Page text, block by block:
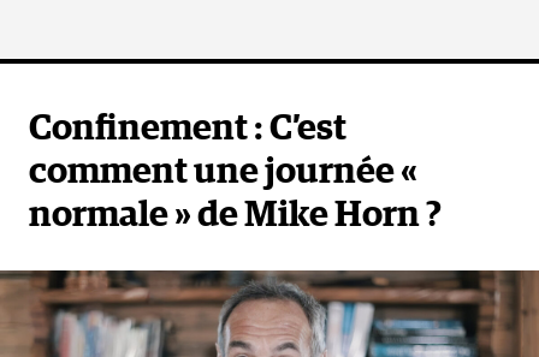
Confinement : C’est
comment une journée «
normale » de Mike Horn ?